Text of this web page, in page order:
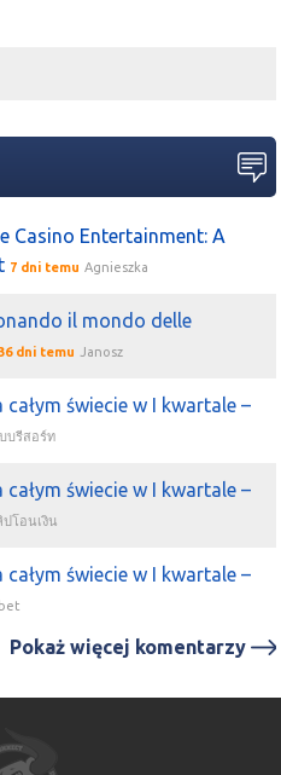
Casino Entertainment: A
7 dni temu Agnieszka
il mondo delle
dni temu Janosz
świecie w I kwartale –
บรีสอร์ท
świecie w I kwartale –
ปโอนเงิน
świecie w I kwartale –
Pokaż więcej komentarzy